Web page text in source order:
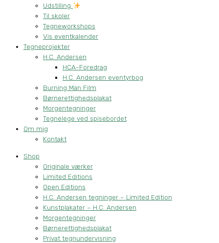
Udstilling
Til skoler
Tegneworkshops
Vis eventkalender
Tegneprojekter
H.C. Andersen
HCA-Foredrag
H.C. Andersen eventyrbog
Burning Man Film
Børnerettighedsplakat
Morgentegninger
Tegnelege ved spisebordet
Om mig
Kontakt
Shop
Originale værker
Limited Editions
Open Editions
H.C. Andersen tegninger – Limited Edition
Kunstplakater – H.C. Andersen
Morgentegninger
Børnerettighedsplakat
Privat tegnundervisning